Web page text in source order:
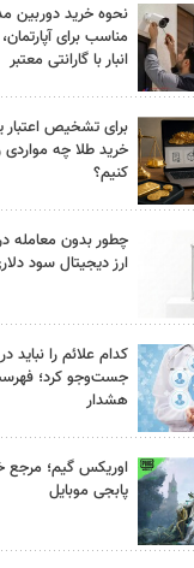
نحوه خرید دوربین
مناسب برای
انبار با گارانتی معتبر
برای تشخیص
خرید طلا چه مواردی
کنیم؟
چطور بدون معامله
ارز دیجیتال سود
کدام علائم را نباید
جست‌وجو کرد؛
هشدار
اوریکس گیم؛ مرجع
پابجی موبایل